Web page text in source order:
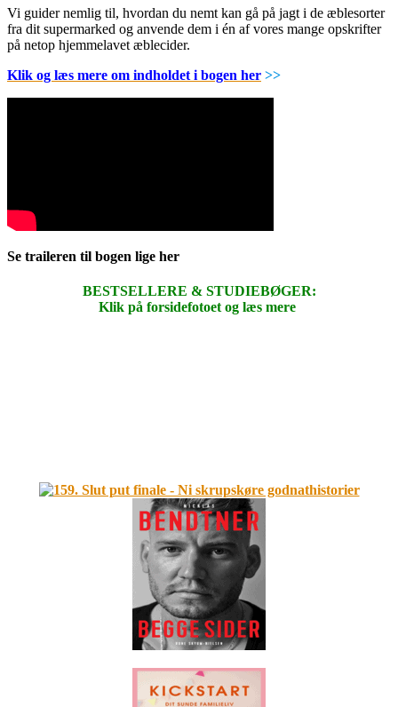
Vi guider nemlig til, hvordan du nemt kan gå på jagt i de æblesorter
fra dit supermarked og anvende dem i én af vores mange opskrifter
på netop hjemmelavet æblecider.
Klik og læs mere om indholdet i bogen her >>
Se traileren til bogen lige her
BESTSELLERE & STUDIEBØGER:
Klik på forsidefotoet og læs mere